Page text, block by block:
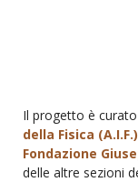
Il progetto è
della Fisica
Fondazione
delle altre sezioni